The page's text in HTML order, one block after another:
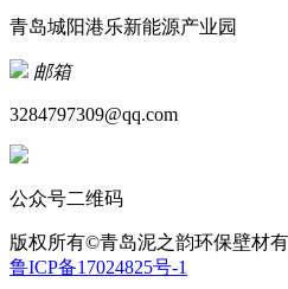
青岛城阳港乐新能源产业园
邮箱
3284797309@qq.com
公众号二维码
版权所有©青岛泥之韵环保壁材
鲁ICP备17024825号-1